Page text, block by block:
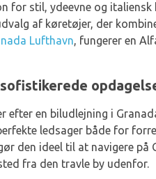
for stil, ydeevne og
af køretøjer, der
Lufthavn, fungerer en
en biludlejning i
ledsager både for
den ideel til at navigere på
fra den travle by udenfor.